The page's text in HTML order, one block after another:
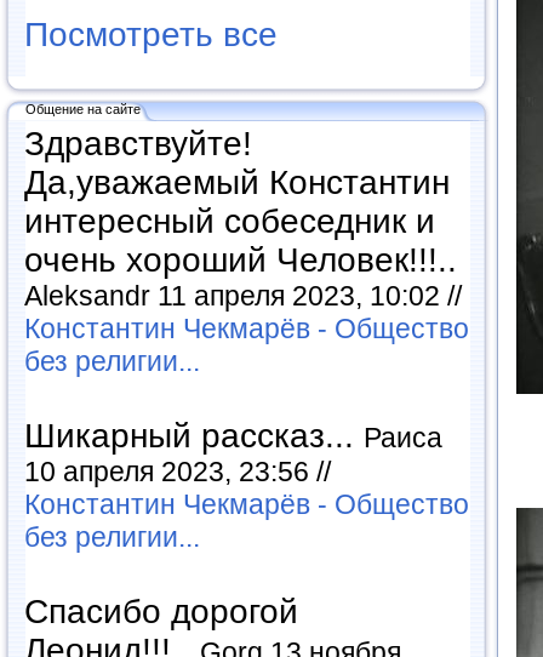
Посмотреть все
Общение на сайте
Здравствуйте!
Да,уважаемый Константин
интересный собеседник и
очень хороший Человек!!!..
Aleksandr 11 апреля 2023, 10:02 //
Константин Чекмарёв - Общество
без религии...
Шикарный рассказ... Раиса
10 апреля 2023, 23:56 //
Константин Чекмарёв - Общество
без религии...
Спасибо дорогой